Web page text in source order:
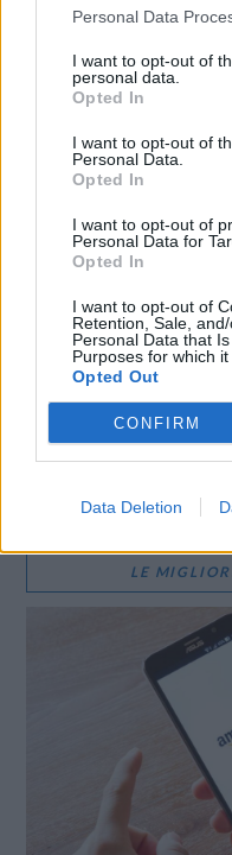
Personal Data
I want to opt-out of
personal data.
Opted In
I want to opt-out of
Personal Data.
Opted In
I want to opt-out of
Personal Data for
Opted In
I want to opt-out of
Retention, Sale,
Personal Data that
Purposes for which it
Opted Out
CONFIRM
Data Deletion
Nel complesso
apprendisti in otto diversi
Link:
https://
E-mail
X
WhatsApp
LE